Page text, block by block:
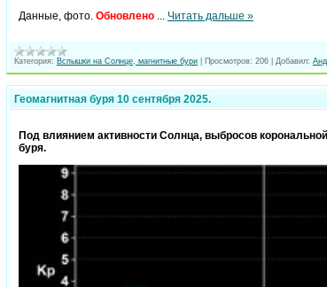
Данные, фото. Обновлено Читать дальше »
Категория: Вспышки на Солнце, магнитные бури Просмотров: 206 Добавил:
Геомагнитная буря 10 сентября 2025.
Под влиянием активности Солнца, выбросов
буря.